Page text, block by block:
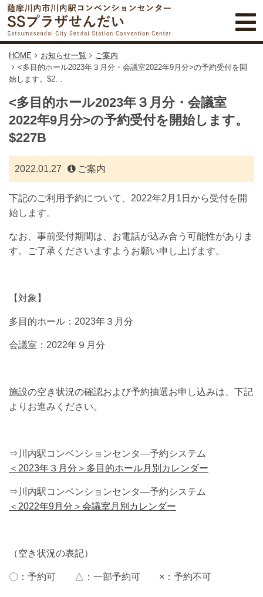
HOME お知らせ一覧
ご案内
<多目的ホール2023年３月分・会議室2022年9月分>の予約受付を開
始します。$2…
<多目的ホール2023年３月分・会議室
2022年9月分>の予約受付を開始します。
$227B
2022.01.27 ご案内
下記のご利用予約について、2022年2月1日から受付を開
始します。
なお、事前受付期間は、お電話が込み合う可能性がありま
す。ご了承くださいますようお願い申し上げます。
【対象】
多目的ホール：2023年３月分
会議室：2022年９月分
施設の空き状況の確認および予約抽選お申し込みは、下記
よりお進みください。
⇒川内駅コンベンションセンタ―予約システム
＜2023年３月分＞多目的ホール月別カレンダー
⇒川内駅コンベンションセンタ―予約システム
＜2022年9月分＞会議室月別カレンダー
（空き状況の表記）
〇：予約可 △：一部予約可 ×：予約不可